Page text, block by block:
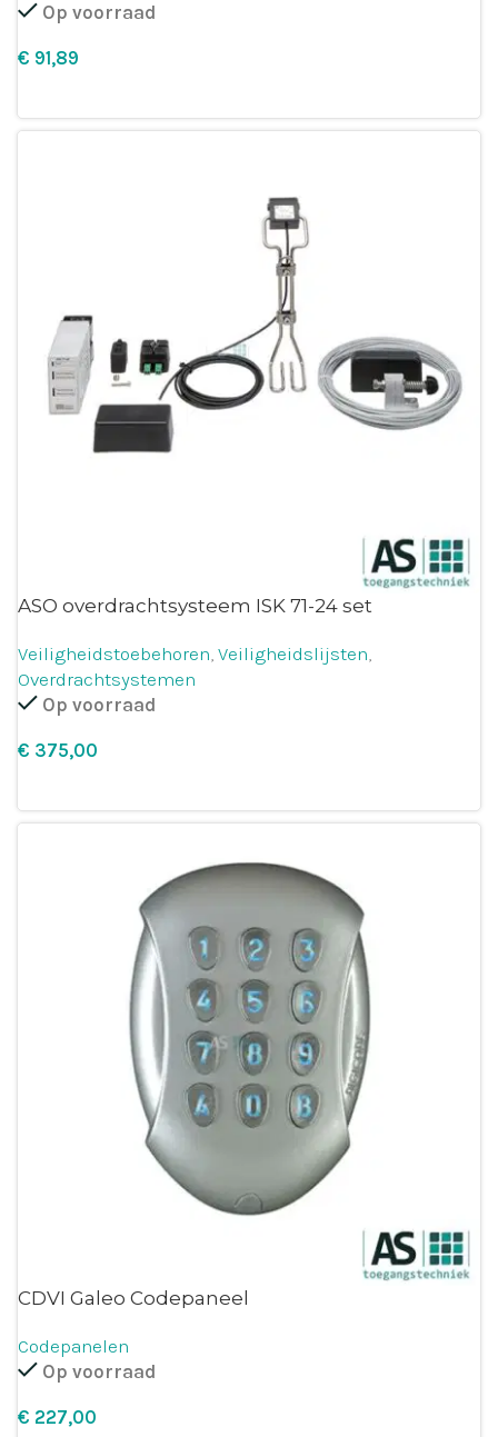
Op voorraad
€
ASO overdrachtsysteem ISK 71-24 set
Veiligheidstoebehoren, Veiligheidslijsten,
Overdrachtsystemen
Op voorraad
€
CDVI Galeo Codepaneel
Codepanelen
Op voorraad
€